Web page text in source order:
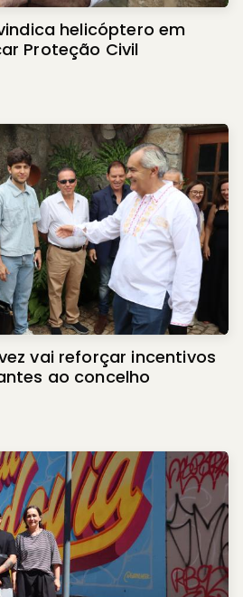
helicóptero em
Proteção Civil
vai reforçar incentivos
ao concelho